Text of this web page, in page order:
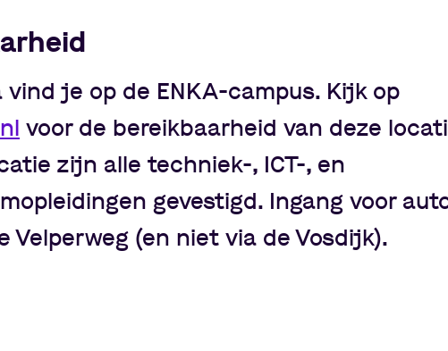
vind je op de ENKA-campus. Kijk op
voor de bereikbaarheid van deze
zijn alle techniek-, ICT-, en
gevestigd. Ingang voor
Velperweg (en niet via de Vosdijk).